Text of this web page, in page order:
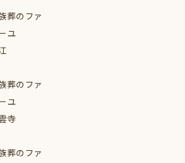
葬のファ
ユ
葬のファ
ユ
寺
葬のファ